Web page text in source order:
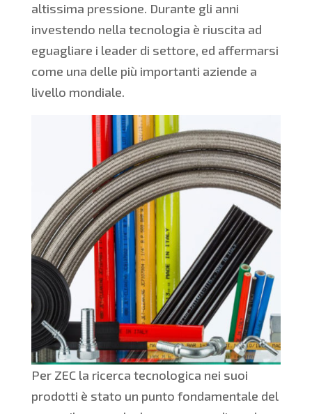
altissima pressione. Durante gli anni
investendo nella tecnologia è riuscita ad
eguagliare i leader di settore, ed affermarsi
come una delle più importanti aziende a
livello mondiale.
Per ZEC la ricerca tecnologica nei suoi
prodotti è stato un punto fondamentale del